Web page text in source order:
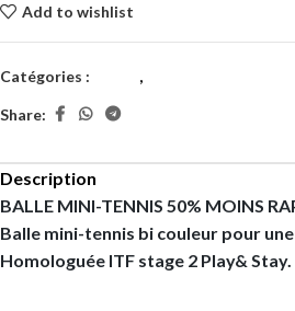
Add to wishlist
Catégories : ,
Share:
Description
BALLE MINI-TENNIS 50% MOINS
Balle mini-tennis bi couleur pour
Homologuée ITF stage 2 Play& Stay.